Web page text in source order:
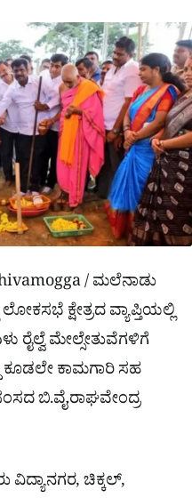
r
e
/ ಮಲೆನಾಡು
ಕ್ಷೇತ್ರದ ವ್ಯಾಪ್ತಿಯಲ್ಲಿ
ರೈಲ್ವೆ ಮೇಲ್ಸೇತುವೆಗಳಿಗೆ
ಕೂಡಲೇ ಕಾಮಗಾರಿ ಸಹ
ಬಿ.ವೈ.ರಾಘವೇಂದ್ರ
ವಿದ್ಯಾನಗರ, ಚಿಕ್ಕಲ್,